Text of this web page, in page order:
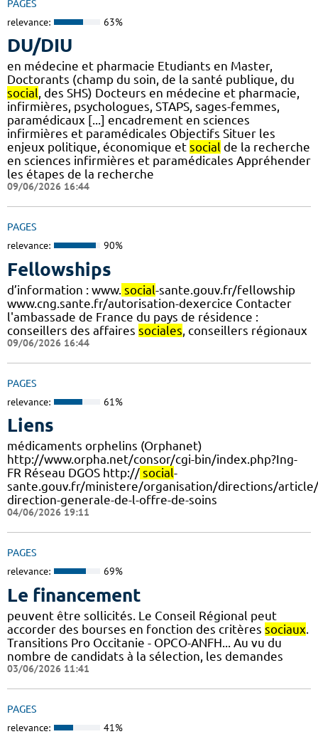
PAGES
relevance: 63%
DU/DIU
en médecine et pharmacie Etudiants en Master,
Doctorants (champ du soin, de la santé publique, du
social, des SHS) Docteurs en médecine et pharmacie,
infirmières, psychologues, STAPS, sages-femmes,
paramédicaux [...] encadrement en sciences
infirmières et paramédicales Objectifs Situer les
enjeux politique, économique et social de la recherche
en sciences infirmières et paramédicales Appréhender
les étapes de la recherche
09/06/2026 16:44
PAGES
relevance: 90%
Fellowships
d’information : www. social-sante.gouv.fr/fellowship
www.cng.sante.fr/autorisation-dexercice Contacter
l'ambassade de France du pays de résidence :
conseillers des affaires sociales, conseillers régionaux
09/06/2026 16:44
PAGES
relevance: 61%
Liens
médicaments orphelins (Orphanet)
http://www.orpha.net/consor/cgi-bin/index.php?Ing-
FR Réseau DGOS http:// social-
sante.gouv.fr/ministere/organisation/directions/
direction-generale-de-l-offre-de-soins
04/06/2026 19:11
PAGES
relevance: 69%
Le financement
peuvent être sollicités. Le Conseil Régional peut
accorder des bourses en fonction des critères sociaux.
Transitions Pro Occitanie - OPCO-ANFH... Au vu du
nombre de candidats à la sélection, les demandes
03/06/2026 11:41
PAGES
relevance: 41%